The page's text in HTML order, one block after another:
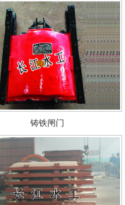
铸铁闸门